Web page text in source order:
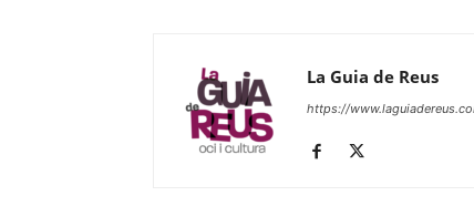
La Guia de Reus
https://